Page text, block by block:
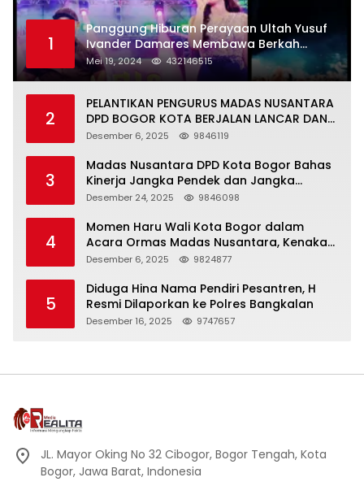
1
Panggung Hiburan Perayaan Ultah Yusuf
Ivander Damares Membawa Berkah
Warga Kejapanan
Mei 19, 2024 432146515
2
PELANTIKAN PENGURUS MADAS NUSANTARA
DPD BOGOR KOTA BERJALAN LANCAR DAN
KHIDMAT
Desember 6, 2025 9846119
3
Madas Nusantara DPD Kota Bogor Bahas
Kinerja Jangka Pendek dan Jangka
Panjang
Desember 24, 2025 9846098
4
Momen Haru Wali Kota Bogor dalam
Acara Ormas Madas Nusantara, Kenakan
Peci Hitam Tinggi sebagai Simbol
Desember 6, 2025 9824877
5
Diduga Hina Nama Pendiri Pesantren, H
Resmi Dilaporkan ke Polres Bangkalan
Desember 16, 2025 9747657
JL. Mayor Oking No 32 Cibogor, Bogor Tengah, Kota
Bogor, Jawa Barat, Indonesia